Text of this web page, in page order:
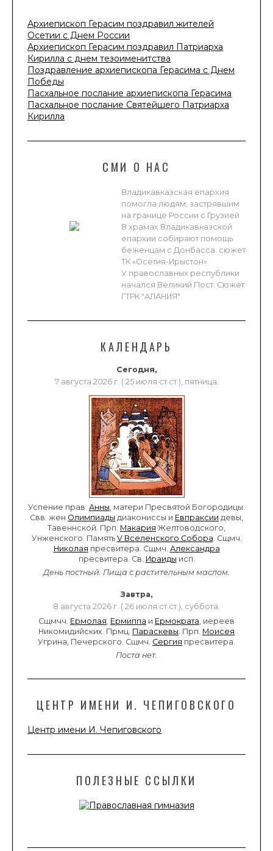
Архиепископ Герасим поздравил жителей
Осетии с Днем России
Архиепископ Герасим поздравил Патриарха
Кирилла с днем тезоименитства
Поздравление архиепископа Герасима с Днем
Победы
Пасхальное послание архиепископа Герасима
Пасхальное послание Святейшего Патриарха
Кирилла
СМИ О НАС
Владикавказская епархия
помогла людям, застрявшим
на границе России с Грузией
В храмах Владикавказской
епархии собирают помощь
беженцам с Донбасса. сюжет
ТК «Осетия-Ирыстон»
У православных республики
начался Великий Пост. Сюжет
ГТРК "АЛАНИЯ"
КАЛЕНДАРЬ
Сегодня,
7 августа 2026 г. ( 25 июля ст.ст.), пятница.
Успение прав. Анны , матери Пресвятой Богородицы.
Свв. жен Олимпиады диакониссы и Евпраксии девы,
Тавеннской. Прп. Макария Желтоводского,
Унженского. Память V Вселенского Собора . Сщмч.
Николая пресвитера. Сщмч. Александра
пресвитера. Св. Ираиды исп.
День постный. Пища с растительным маслом.
Завтра,
8 августа 2026 г. ( 26 июля ст.ст.), суббота.
Сщмчч. Ермолая Ермиппа и Ермократа , иереев
Никомидийских. Прмц. Параскевы . Прп. Моисея
Угрина, Печерского. Сщмч. Сергия пресвитера.
Поста нет.
ЦЕНТР ИМЕНИ И. ЧЕПИГОВСКОГО
Центр имени И. Чепиговского
ПОЛЕЗНЫЕ ССЫЛКИ